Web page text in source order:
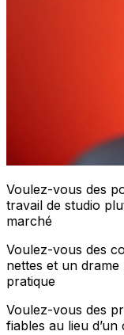
Voulez-vous des
travail de studio
marché
Voulez-vous des
nettes et un
pratique
Voulez-vous des
fiables au lieu